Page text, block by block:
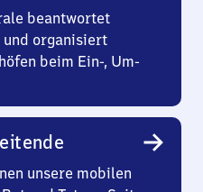
beantwortet
organisiert
beim Ein-, Um-
unsere mobilen